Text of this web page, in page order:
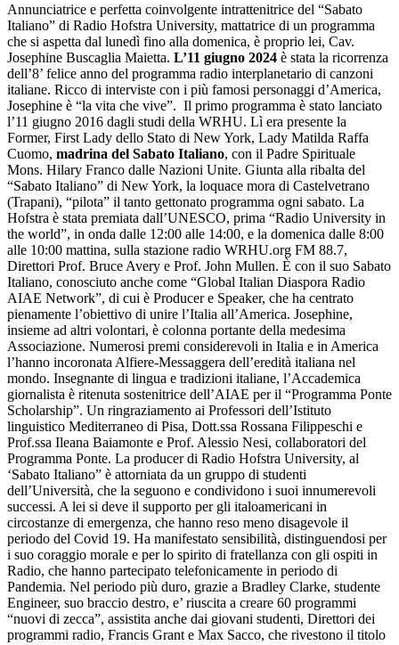
Annunciatrice e perfetta coinvolgente intrattenitrice del “Sabato
Italiano” di Radio Hofstra University, mattatrice di un programma
che si aspetta dal lunedì fino alla domenica, è proprio lei, Cav.
Josephine Buscaglia Maietta. L’11 giugno 2024 è stata la ricorrenza
dell’8’ felice anno del programma radio interplanetario di canzoni
italiane. Ricco di interviste con i più famosi personaggi d’America,
Josephine è “la vita che vive”. Il primo programma è stato lanciato
l’11 giugno 2016 dagli studi della WRHU. Lì era presente la
Former, First Lady dello Stato di New York, Lady Matilda Raffa
Cuomo, madrina del Sabato Italiano, con il Padre Spirituale
Mons. Hilary Franco dalle Nazioni Unite. Giunta alla ribalta del
“Sabato Italiano” di New York, la loquace mora di Castelvetrano
(Trapani), “pilota” il tanto gettonato programma ogni sabato. La
Hofstra è stata premiata dall’UNESCO, prima “Radio University in
the world”, in onda dalle 12:00 alle 14:00, e la domenica dalle 8:00
alle 10:00 mattina, sulla stazione radio WRHU.org FM 88.7,
Direttori Prof. Bruce Avery e Prof. John Mullen. È con il suo Sabato
Italiano, conosciuto anche come “Global Italian Diaspora Radio
AIAE Network”, di cui è Producer e Speaker, che ha centrato
pienamente l’obiettivo di unire l’Italia all’America. Josephine,
insieme ad altri volontari, è colonna portante della medesima
Associazione. Numerosi premi considerevoli in Italia e in America
l’hanno incoronata Alfiere-Messaggera dell’eredità italiana nel
mondo. Insegnante di lingua e tradizioni italiane, l’Accademica
giornalista è ritenuta sostenitrice dell’AIAE per il “Programma Ponte
Scholarship”. Un ringraziamento ai Professori dell’Istituto
linguistico Mediterraneo di Pisa, Dott.ssa Rossana Filippeschi e
Prof.ssa Ileana Baiamonte e Prof. Alessio Nesi, collaboratori del
Programma Ponte. La producer di Radio Hofstra University, al
‘Sabato Italiano” è attorniata da un gruppo di studenti
dell’Università, che la seguono e condividono i suoi innumerevoli
successi. A lei si deve il supporto per gli italoamericani in
circostanze di emergenza, che hanno reso meno disagevole il
periodo del Covid 19. Ha manifestato sensibilità, distinguendosi per
i suo coraggio morale e per lo spirito di fratellanza con gli ospiti in
Radio, che hanno partecipato telefonicamente in periodo di
Pandemia. Nel periodo più duro, grazie a Bradley Clarke, studente
Engineer, suo braccio destro, e’ riuscita a creare 60 programmi
“nuovi di zecca”, assistita anche dai giovani studenti, Direttori dei
programmi radio, Francis Grant e Max Sacco, che rivestono il titolo